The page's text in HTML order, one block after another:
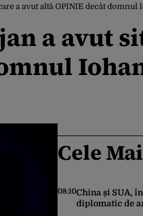
a avut altă OPINIE decât domnul
a avut
Cele
08:10China și SUA,
diplomatic de